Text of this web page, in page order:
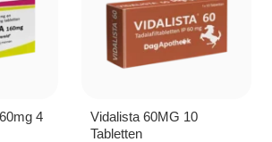
4
Vidalista 60MG 10
Tabletten